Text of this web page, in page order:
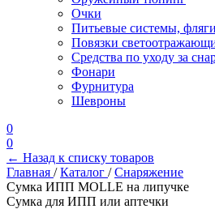
Очки
Питьевые системы,
Повязки
Средства по уходу за
Фонари
Фурнитура
Шевроны
0
0
← Назад к списку товаров
Главная / Каталог / Снаряжение
Сумка ИПП MOLLE на липучке
Сумка для ИПП или аптечки